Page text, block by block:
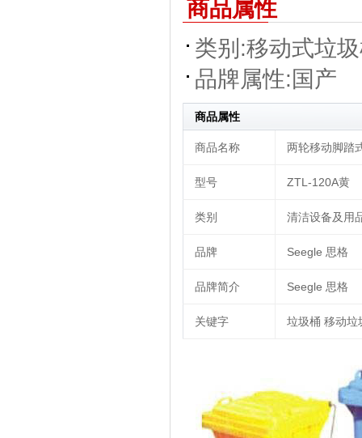
商品属性
类别:移动式垃
品牌属性:国产
商品属性
商品名称 两轮移动脚踏
型号 ZTL-120A黄
类别 清洁设备及用
品牌 Seegle 思格
品牌简介 Seegle 思格
关键字 垃圾桶 移动垃